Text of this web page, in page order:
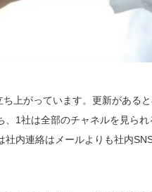
上がっています。更新がある
1社は全部のチャネルを見られ
内連絡はメールよりも社内